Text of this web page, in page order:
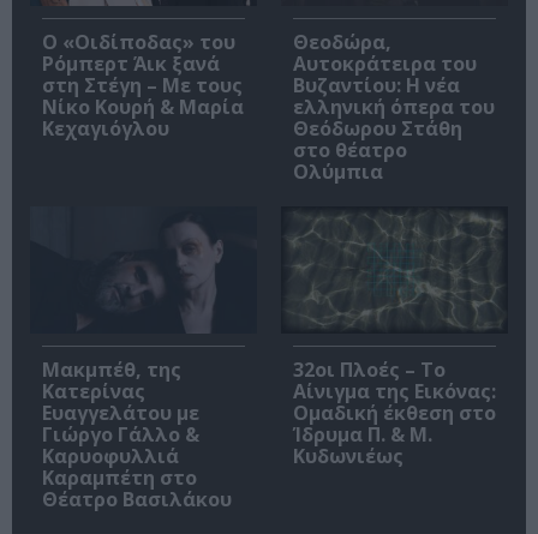
O «Οιδίποδας» του
Ρόμπερτ Άικ ξανά
στη Στέγη – Με τους
Νίκο Κουρή & Μαρία
Κεχαγιόγλου
Θεοδώρα,
Αυτοκράτειρα του
Βυζαντίου: Η νέα
ελληνική όπερα του
Θεόδωρου Στάθη
στο θέατρο
Ολύμπια
Μακμπέθ, της
Κατερίνας
Ευαγγελάτου με
Γιώργο Γάλλο &
Καρυοφυλλιά
Καραμπέτη στο
Θέατρο Βασιλάκου
32οι Πλοές – Το
Αίνιγμα της Εικόνας:
Ομαδική έκθεση στο
Ίδρυμα Π. & Μ.
Κυδωνιέως